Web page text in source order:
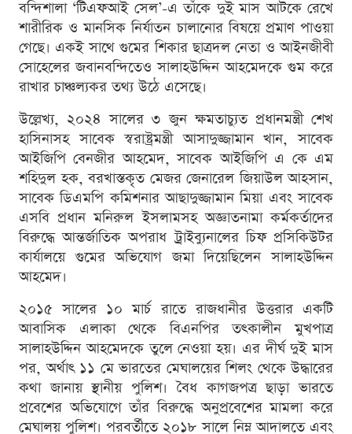
বন্দিশালা ‘টিএফআই সেল’-এ তাঁকে দুই মাস আটকে রেখে
শারীরিক ও মানসিক নির্যাতন চালানোর বিষয়ে প্রমাণ পাওয়া
গেছে। একই সাথে গুমের শিকার ছাত্রদল নেতা ও আইনজীবী
সোহেলের জবানবন্দিতেও সালাহউদ্দিন আহমেদকে গুম করে
রাখার চাঞ্চল্যকর তথ্য উঠে এসেছে।
উল্লেখ্য, ২০২৪ সালের ৩ জুন ক্ষমতাচ্যুত প্রধানমন্ত্রী শেখ
হাসিনাসহ সাবেক স্বরাষ্ট্রমন্ত্রী আসাদুজ্জামান খান, সাবেক
আইজিপি বেনজীর আহমেদ, সাবেক আইজিপি এ কে এম
শহিদুল হক, বরখাস্তকৃত মেজর জেনারেল জিয়াউল আহসান,
সাবেক ডিএমপি কমিশনার আছাদুজ্জামান মিয়া এবং সাবেক
এসবি প্রধান মনিরুল ইসলামসহ অজ্ঞাতনামা কর্মকর্তাদের
বিরুদ্ধে আন্তর্জাতিক অপরাধ ট্রাইব্যুনালের চিফ প্রসিকিউটর
কার্যালয়ে গুমের অভিযোগ জমা দিয়েছিলেন সালাহউদ্দিন
আহমেদ।
২০১৫ সালের ১০ মার্চ রাতে রাজধানীর উত্তরার একটি
আবাসিক এলাকা থেকে বিএনপির তৎকালীন মুখপাত্র
সালাহউদ্দিন আহমেদকে তুলে নেওয়া হয়। এর দীর্ঘ দুই মাস
পর, অর্থাৎ ১১ মে ভারতের মেঘালয়ের শিলং থেকে উদ্ধারের
কথা জানায় স্থানীয় পুলিশ। বৈধ কাগজপত্র ছাড়া ভারতে
প্রবেশের অভিযোগে তাঁর বিরুদ্ধে অনুপ্রবেশের মামলা করে
মেঘালয় পুলিশ। পরবর্তীতে ২০১৮ সালে নিম্ন আদালতে এবং